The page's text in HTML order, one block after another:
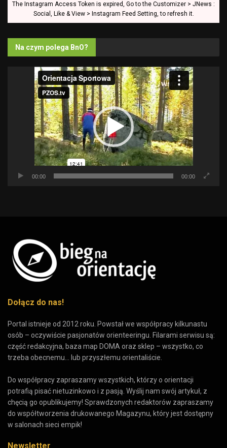
The Instagram Access Token is expired, Go to the Customizer > JNews :
Social, Like & View > Instagram Feed Setting, to refresh it.
Na czym polega BnO?
Odtwarzacz
00:00 00:00
Dołącz do nas!
Portal istnieje od 2012 roku. Powstał we współpracy kilkunastu
osób – oczywiście pasjonatów orienteeringu. Filarami serwisu są:
część redakcyjna, baza map DOMA oraz sklep – wszystko, co
trzeba obecnemu... lub przyszłemu orientaliście.
Do współpracy zapraszamy wszystkich, którzy o orientacji
potrafią pisać nietuzinkowo i z pasją. Wyślij nam swój artykuł, z
chęcią go opublikujemy! Sprawdzonych redaktorów zapraszamy
do współtworzenia drukowanego Magazynu, który jest dostępny
w salonach sieci empik!
Newsletter